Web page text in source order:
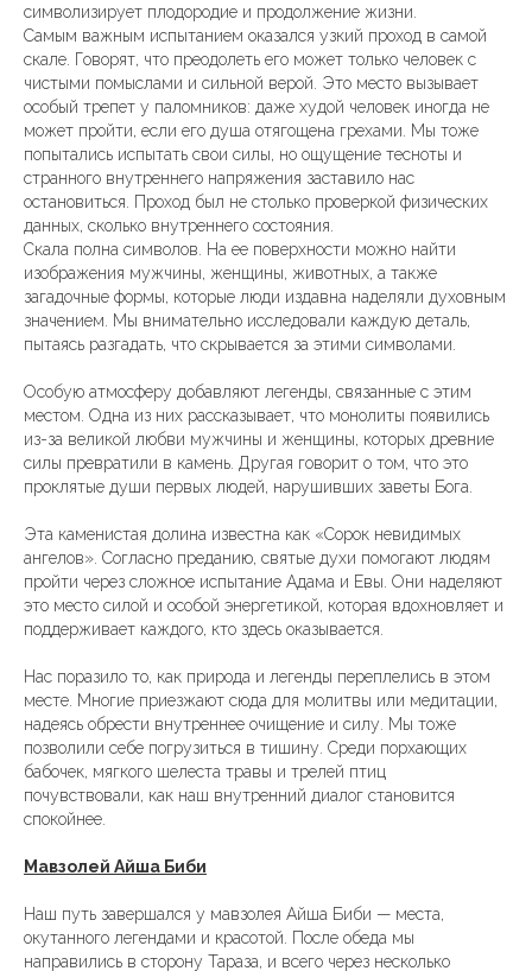
символизирует плодородие и продолжение жизни.
Самым важным испытанием оказался узкий проход в самой
скале. Говорят, что преодолеть его может только человек с
чистыми помыслами и сильной верой. Это место вызывает
особый трепет у паломников: даже худой человек иногда не
может пройти, если его душа отягощена грехами. Мы тоже
попытались испытать свои силы, но ощущение тесноты и
странного внутреннего напряжения заставило нас
остановиться. Проход был не столько проверкой физических
данных, сколько внутреннего состояния.
Скала полна символов. На ее поверхности можно найти
изображения мужчины, женщины, животных, а также
загадочные формы, которые люди издавна наделяли духовным
значением. Мы внимательно исследовали каждую деталь,
пытаясь разгадать, что скрывается за этими символами.
Особую атмосферу добавляют легенды, связанные с этим
местом. Одна из них рассказывает, что монолиты появились
из-за великой любви мужчины и женщины, которых древние
силы превратили в камень. Другая говорит о том, что это
проклятые души первых людей, нарушивших заветы Бога.
Эта каменистая долина известна как «Сорок невидимых
ангелов». Согласно преданию, святые духи помогают людям
пройти через сложное испытание Адама и Евы. Они наделяют
это место силой и особой энергетикой, которая вдохновляет и
поддерживает каждого, кто здесь оказывается.
Нас поразило то, как природа и легенды переплелись в этом
месте. Многие приезжают сюда для молитвы или медитации,
надеясь обрести внутреннее очищение и силу. Мы тоже
позволили себе погрузиться в тишину. Среди порхающих
бабочек, мягкого шелеста травы и трелей птиц
почувствовали, как наш внутренний диалог становится
спокойнее.
Мавзолей Айша Биби
Наш путь завершался у мавзолея Айша Биби — места,
окутанного легендами и красотой. После обеда мы
направились в сторону Тараза, и всего через несколько